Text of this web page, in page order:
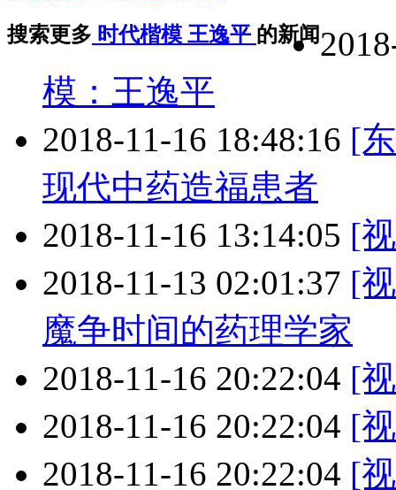
搜索更多 时代楷模 王逸平 的新闻
模：王逸平
2018-11-16 18:48:16 [
现代中药造福患者
2018-11-16 13:14:05 [
2018-11-13 02:01:37 [
魔争时间的药理学家
2018-11-16 20:22:04 [
2018-11-16 20:22:04 [
2018-11-16 20:22:04 [